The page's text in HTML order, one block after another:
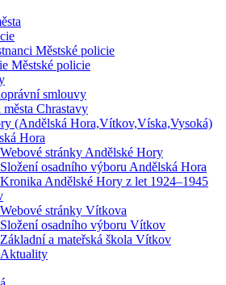
Městské policie
Městské policie
smlouvy
Chrastavy
(Andělská Hora,Vítkov,Víska,Vysoká)
Hora
Webové stránky Andělské Hory
Složení osadního výboru Andělská Hora
Kronika Andělské Hory z let 1924–1945
Webové stránky Vítkova
Složení osadního výboru Vítkov
Základní a mateřská škola Vítkov
Aktuality